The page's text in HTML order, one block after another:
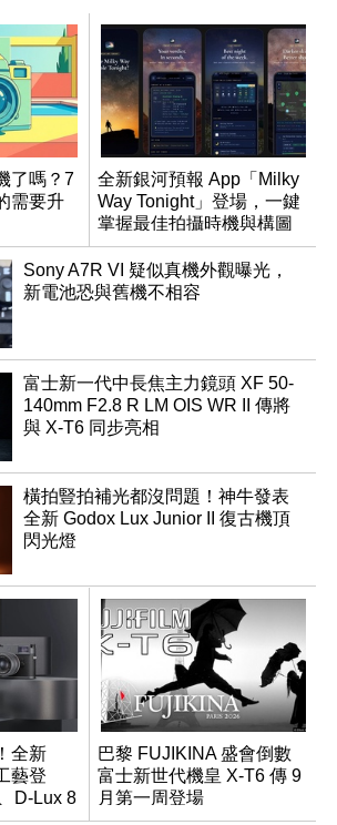
了嗎？7
需要升
全新銀河預報 App「Milky
Way Tonight」登場，一鍵
掌握最佳拍攝時機與構圖
Sony A7R VI 疑似真機外觀曝光，
新電池恐與舊機不相容
富士新一代中長焦主力鏡頭 XF 50-
140mm F2.8 R LM OIS WR II 傳將
與 X-T6 同步亮相
橫拍豎拍補光都沒問題！神牛發表
全新 Godox Lux Junior II 復古機頂
閃光燈
全新
藝登
D-Lux 8
巴黎 FUJIKINA 盛會倒數
富士新世代機皇 X-T6 傳 9
月第一周登場